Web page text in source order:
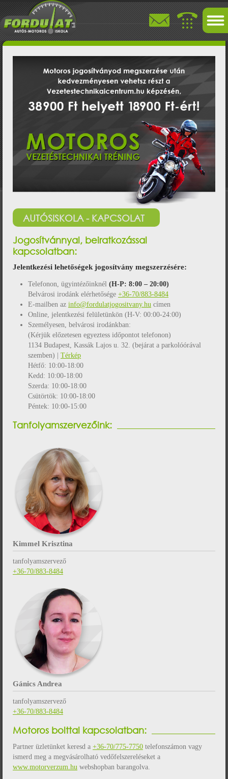
+
+
AUTÓSISKOLA - KAPCSOLAT
Jogosítvánnyal, beiratkozással
kapcsolatban:
Jelentkezési lehetőségek jogosítvány megszerzésére:
Telefonon, ügyintézőinknél (H-P: 8:00 – 20:00)
Belvárosi irodánk elérhetősége +36-70/883-8484
E-mailben az info@fordulatjogositvany.hu címen
Online, jelentkezési felületünkön (H-V: 00:00-24:00)
Személyesen, belvárosi irodánkban:
(Kérjük előzetesen egyeztess időpontot telefonon)
1134 Budapest, Kassák Lajos u. 32. (bejárat a parkolóórával
szemben) | Térkép
Hétfő: 10:00-18:00
Kedd: 10:00-18:00
Szerda: 10:00-18:00
Csütörtök: 10:00-18:00
Péntek: 10:00-15:00
Tanfolyamszervezőink:
Kimmel Krisztina
tanfolyamszervező
+36-70/883-8484
Gánics Andrea
tanfolyamszervező
+36-70/883-8484
Motoros bolttal kapcsolatban:
Partner üzletünket keresd a +36-70/775-7750 telefonszámon vagy
ismerd meg a megvásárolható vedőfelszereléseket a
www.motorverzum.hu webshopban barangolva.